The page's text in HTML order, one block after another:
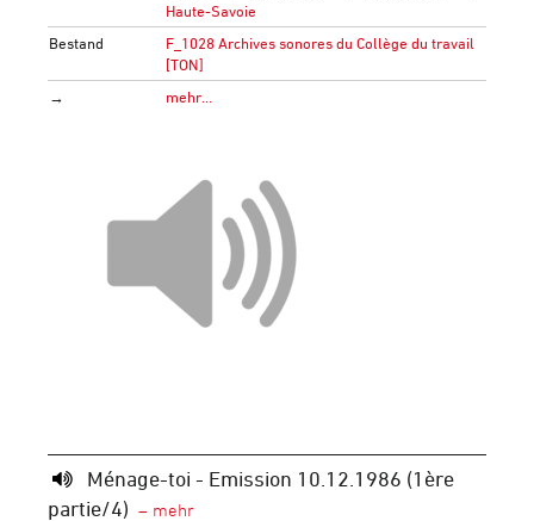
Haute-Savoie
Bestand
F_1028 Archives sonores du Collège du travail
[TON]
→
mehr…
Ménage-toi - Emission 10.12.1986 (1ère
partie/4)